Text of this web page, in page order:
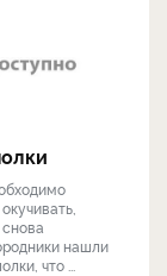
нашли
что ...